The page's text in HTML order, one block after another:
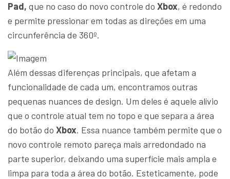
Pad, que no caso do novo controle do Xbox, é redondo
e permite pressionar em todas as direções em uma
circunferência de 360º.
Além dessas diferenças principais, que afetam a
funcionalidade de cada um, encontramos outras
pequenas nuances de design. Um deles é aquele alívio
que o controle atual tem no topo e que separa a área
do botão do Xbox. Essa nuance também permite que o
novo controle remoto pareça mais arredondado na
parte superior, deixando uma superfície mais ampla e
limpa para toda a área do botão. Esteticamente, pode